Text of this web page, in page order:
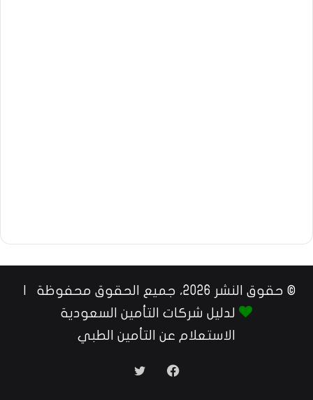
© حقوق النشر 2026، جميع الحقوق محفوظة |
لدليل شركات التأمين السعودية
الاستعلام عن التأمين الطبي
فيسبوك